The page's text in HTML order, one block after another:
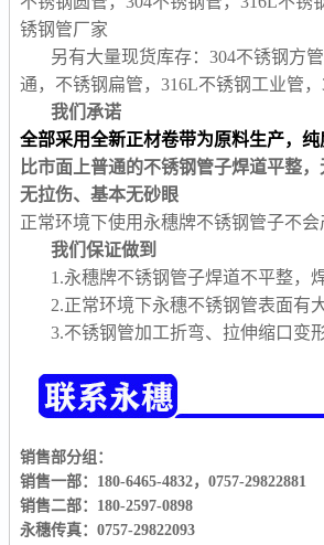
锈钢管厂家
另有大量现货库存：304不锈钢方
通，不锈钢扁管，316L不锈钢工业管
我们承诺
全部采用全新正材卷带为原料生产，
比市面上普通的不锈钢管子焊道平整
无拉伤、基本无砂眼
正常环境下使用永穗牌不锈钢管子不
我们保证做到
1.永穗牌不锈钢管子焊道不平整，
2.正常环境下永穗不锈钢管表面有
3.不锈钢管加工折弯、拉伸缩口变
销售部分组：
销售一部：180-6465-4832，0757-29822881
销售二部：180-2597-0898
永穗传真：0757-29822093